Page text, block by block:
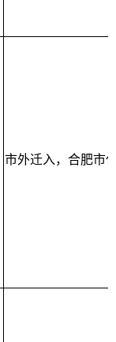
市外迁入，合肥市